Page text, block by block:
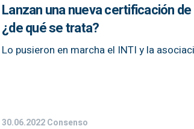
Lanzan una nueva certificación
¿de qué se trata?
Lo pusieron en marcha el INTI y la
30.06.2022Consenso